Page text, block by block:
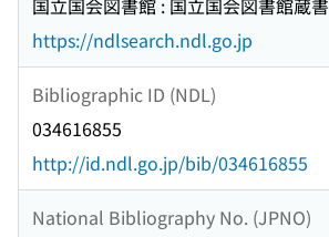
国立国会図書館 : 国立国会図書館蔵書
https://ndlsearch.ndl.go.jp
Bibliographic ID (NDL)
034616855
http://id.ndl.go.jp/bib/034616855
National Bibliography No. (JPNO)